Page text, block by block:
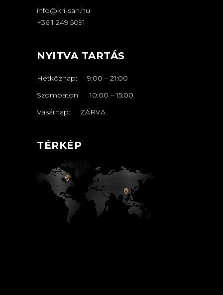
info@kri-san.hu
+36 1 249 5091
NYITVA TARTÁS
Hétköznap: 9:00 – 21:00
Szombaton:10:00 – 15:00
Vasárnap: ZÁRVA
TÉRKÉP